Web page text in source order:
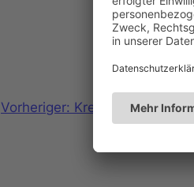
Vorheriger: Kreisschützenfest